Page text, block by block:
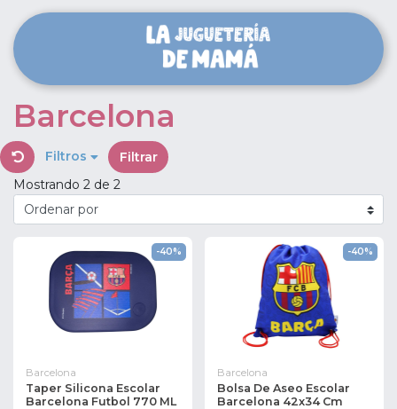
Barcelona
Filtros
Filtrar
Mostrando 2 de 2
-40%
Barcelona
Taper Silicona Escolar
Barcelona Futbol 770 ML
-40%
Barcelona
Bolsa De Aseo Escolar
Barcelona 42x34 Cm